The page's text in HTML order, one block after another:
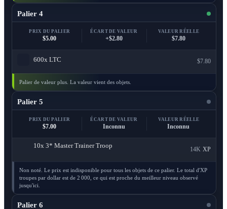
Palier 4
PRIX DU PALIER
$5.00
ÉCART DE VALEUR
+$2.80
VALEUR RÉELLE
$7.80
600x LTC $7.80
Palier de valeur plus. La valeur vient des objets.
Palier 5
PRIX DU PALIER
$7.00
ÉCART DE VALEUR
Inconnu
VALEUR RÉELLE
Inconnu
10x 3* Master Trainer Troop
14K XP
Non noté. Le prix est indisponible pour tous les objets de ce palier. Le total d'XP
troupes par dollar est de 2 000, ce qui est proche du meilleur niveau observé
jusqu'ici.
Palier 6